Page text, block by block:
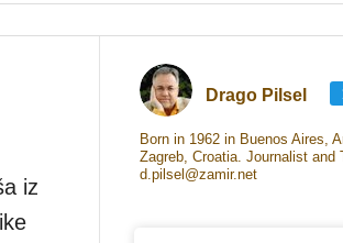
iz
Drago Pilsel
Born in 1962 in Buenos Aires,
Zagreb, Croatia. Journalist and
d.pilsel@zamir.net